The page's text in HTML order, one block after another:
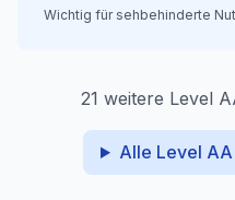
Wichtig für sehbehinderte
21 weitere Level
Alle Level